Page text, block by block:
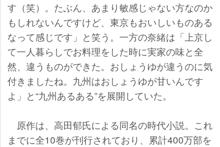
す（笑）。たぶん、あまり敏感じゃない方なのか
もしれないんですけど、東京もおいしいものある
なって感じです」と笑う。一方の奈緒は「上京し
て一人暮らしでお料理をした時に実家の味と全
然、違うものができた。おしょうゆが違うのに気
付きましたね。九州はおしょうゆが甘いんです
よ」と“九州あるある”を展開していた。
原作は、高田郁氏による同名の時代小説。これ
までに全10巻が刊行されており、累計400万部を